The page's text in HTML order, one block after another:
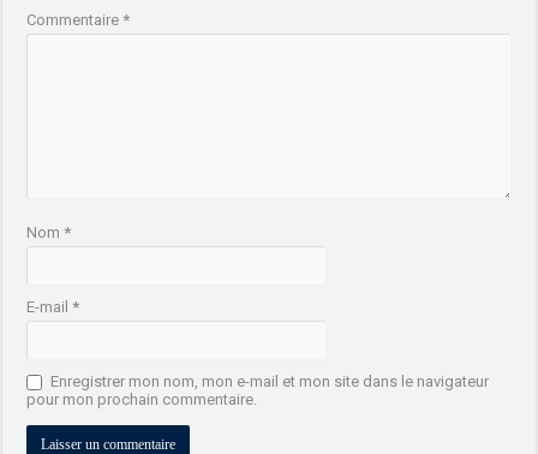
Commentaire*
Nom*
E-mail*
Enregistrer mon nom, mon e-mail et mon site dans le navigateur
pour mon prochain commentaire.